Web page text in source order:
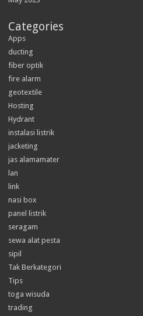
Categories
Apps
ducting
fiber optik
fire alarm
geotextile
Hosting
Hydrant
instalasi listrik
jacketing
jas alamamater
lan
link
nasi box
panel listrik
seragam
sewa alat pesta
sipil
Tak Berkategori
Tips
toga wisuda
trading